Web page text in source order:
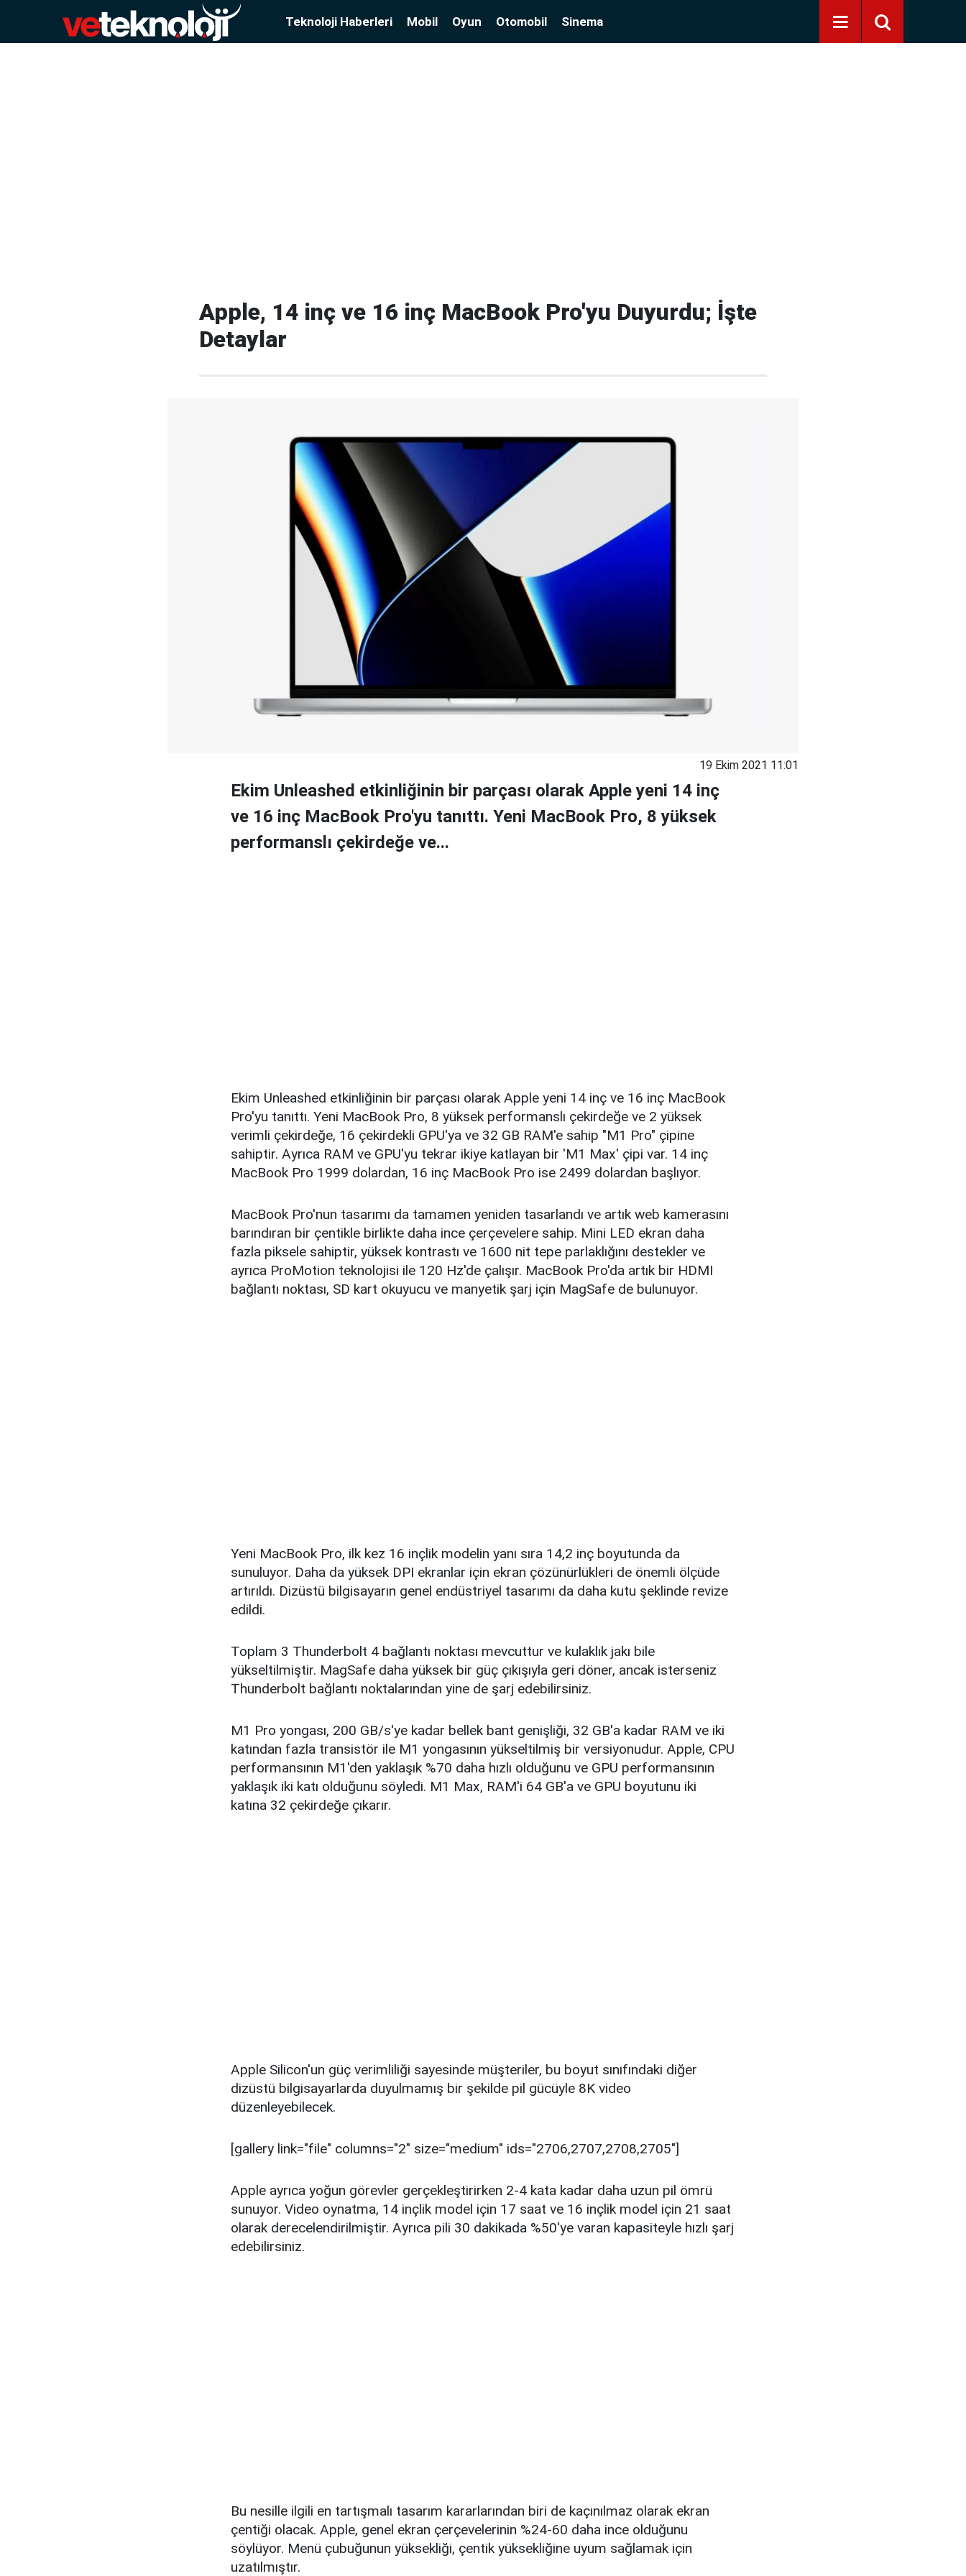
Teknoloji Haberleri Mobil Oyun Otomobil Sinema
Apple, 14 inç ve 16 inç MacBook Pro'yu Duyurdu; İşte
Detaylar
19 Ekim 2021 11:01
Ekim Unleashed etkinliğinin bir parçası olarak Apple yeni 14 inç
ve 16 inç MacBook Pro'yu tanıttı. Yeni MacBook Pro, 8 yüksek
performanslı çekirdeğe ve...
Ekim Unleashed etkinliğinin bir parçası olarak Apple yeni 14 inç ve 16 inç MacBook
Pro'yu tanıttı. Yeni MacBook Pro, 8 yüksek performanslı çekirdeğe ve 2 yüksek
verimli çekirdeğe, 16 çekirdekli GPU'ya ve 32 GB RAM'e sahip "M1 Pro" çipine
sahiptir. Ayrıca RAM ve GPU'yu tekrar ikiye katlayan bir 'M1 Max' çipi var. 14 inç
MacBook Pro 1999 dolardan, 16 inç MacBook Pro ise 2499 dolardan başlıyor.
MacBook Pro'nun tasarımı da tamamen yeniden tasarlandı ve artık web kamerasını
barındıran bir çentikle birlikte daha ince çerçevelere sahip. Mini LED ekran daha
fazla piksele sahiptir, yüksek kontrastı ve 1600 nit tepe parlaklığını destekler ve
ayrıca ProMotion teknolojisi ile 120 Hz'de çalışır. MacBook Pro'da artık bir HDMI
bağlantı noktası, SD kart okuyucu ve manyetik şarj için MagSafe de bulunuyor.
Yeni MacBook Pro, ilk kez 16 inçlik modelin yanı sıra 14,2 inç boyutunda da
sunuluyor. Daha da yüksek DPI ekranlar için ekran çözünürlükleri de önemli ölçüde
artırıldı. Dizüstü bilgisayarın genel endüstriyel tasarımı da daha kutu şeklinde revize
edildi.
Toplam 3 Thunderbolt 4 bağlantı noktası mevcuttur ve kulaklık jakı bile
yükseltilmiştir. MagSafe daha yüksek bir güç çıkışıyla geri döner, ancak isterseniz
Thunderbolt bağlantı noktalarından yine de şarj edebilirsiniz.
M1 Pro yongası, 200 GB/s'ye kadar bellek bant genişliği, 32 GB'a kadar RAM ve iki
katından fazla transistör ile M1 yongasının yükseltilmiş bir versiyonudur. Apple, CPU
performansının M1'den yaklaşık %70 daha hızlı olduğunu ve GPU performansının
yaklaşık iki katı olduğunu söyledi. M1 Max, RAM'i 64 GB'a ve GPU boyutunu iki
katına 32 çekirdeğe çıkarır.
Apple Silicon'un güç verimliliği sayesinde müşteriler, bu boyut sınıfındaki diğer
dizüstü bilgisayarlarda duyulmamış bir şekilde pil gücüyle 8K video
düzenleyebilecek.
[gallery link="file" columns="2" size="medium" ids="2706,2707,2708,2705"]
Apple ayrıca yoğun görevler gerçekleştirirken 2-4 kata kadar daha uzun pil ömrü
sunuyor. Video oynatma, 14 inçlik model için 17 saat ve 16 inçlik model için 21 saat
olarak derecelendirilmiştir. Ayrıca pili 30 dakikada %50'ye varan kapasiteyle hızlı şarj
edebilirsiniz.
Bu nesille ilgili en tartışmalı tasarım kararlarından biri de kaçınılmaz olarak ekran
çentiği olacak. Apple, genel ekran çerçevelerinin %24-60 daha ince olduğunu
söylüyor. Menü çubuğunun yüksekliği, çentik yüksekliğine uyum sağlamak için
uzatılmıştır.